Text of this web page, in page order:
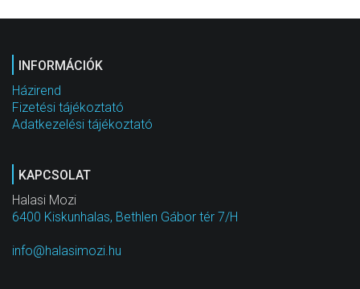
INFORMÁCIÓK
Házirend
Fizetési tájékoztató
Adatkezelési tájékoztató
KAPCSOLAT
Halasi Mozi
6400 Kiskunhalas, Bethlen Gábor tér 7/H
info@halasimozi.hu